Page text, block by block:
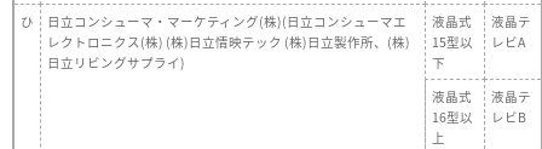
ひ
日立コンシューマ・マーケティング(株)(日立コンシューマエ
レクトロニクス(株) (株)日立情映テック (株)日立製作所、(株)
日立リビングサプライ)
液晶式
15型以
下
液晶テ
レビA
液晶式
16型以
上
液晶テ
レビB